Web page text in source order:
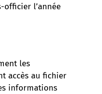
l’année
les
accès au fichier
informations